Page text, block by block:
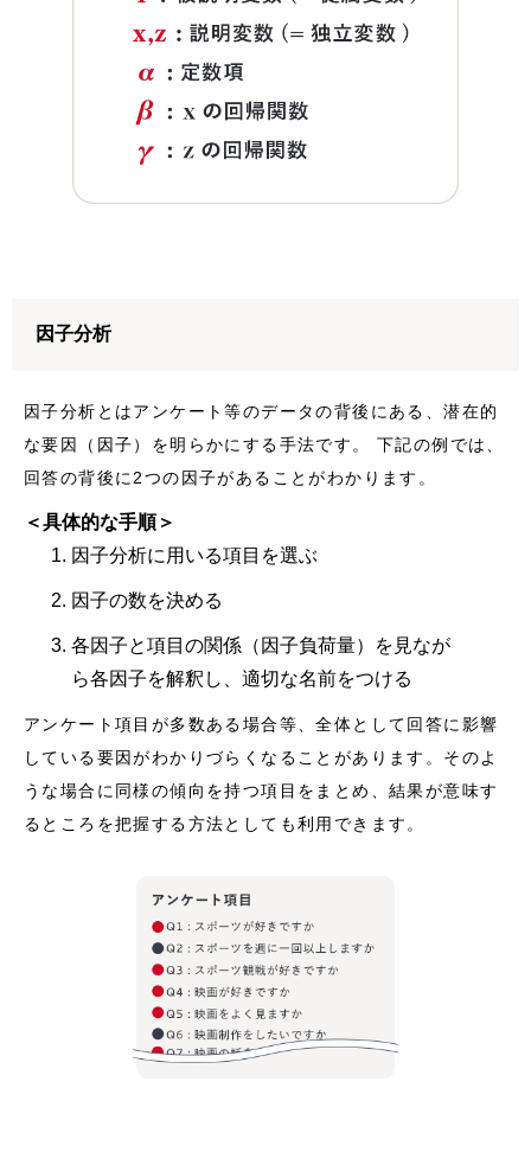
因子分析
因子分析とはアンケート等のデータの背後にある、潜在的
な要因（因子）を明らかにする手法です。 下記の例では、
回答の背後に2つの因子があることがわかります。
＜具体的な手順＞
因子分析に用いる項目を選ぶ
因子の数を決める
各因子と項目の関係（因子負荷量）を見なが
ら各因子を解釈し、適切な名前をつける
アンケート項目が多数ある場合等、全体として回答に影響
している要因がわかりづらくなることがあります。そのよ
うな場合に同様の傾向を持つ項目をまとめ、結果が意味す
るところを把握する方法としても利用できます。